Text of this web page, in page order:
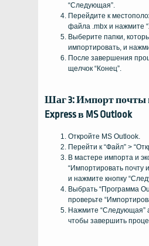
“Следующая”.
Перейдите к
файла .mbx и нажмите
Выберите папки,
импортировать, и
После завершения
щелчок “Конец”.
Шаг 3: Импорт почты
Express в MS Outlook
Откройте MS Outlook.
Перейти к “Файл” >
В мастере импорта и
“Импортировать почту
и нажмите кнопку
Выбрать “Программа
проверьте
Нажмите “Следующая”
чтобы завершить